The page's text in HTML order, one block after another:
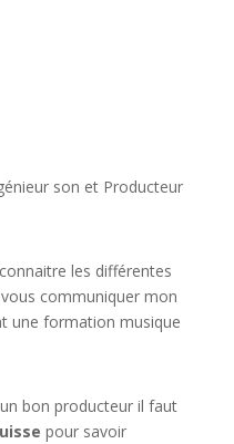
son et Producteur
les différentes
communiquer mon
une formation musique
bon producteur il faut
pour savoir